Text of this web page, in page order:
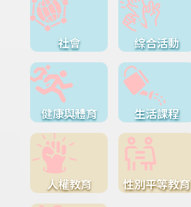
社會 綜合活動
健康與體育 生活課程
人權教育 性別平等教育